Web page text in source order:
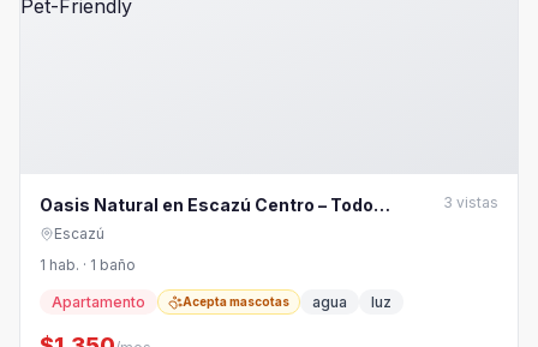
Oasis Natural en Escazú Centro – Todo
Incluido & Pet-Friendly
3 vistas
Escazú
1 hab. · 1 baño
Apartamento Acepta mascotas agua luz